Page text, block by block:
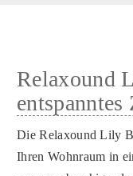
Relaxound
entspanntes
Die Relaxound Lily
Ihren Wohnraum in